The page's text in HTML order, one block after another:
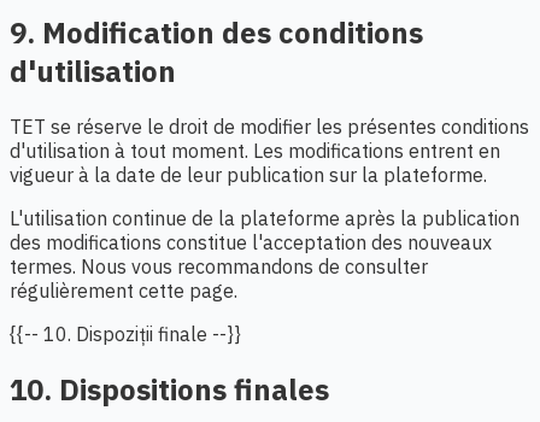
9. Modification des conditions
d'utilisation
TET se réserve le droit de modifier les présentes conditions
d'utilisation à tout moment. Les modifications entrent en
vigueur à la date de leur publication sur la plateforme.
L'utilisation continue de la plateforme après la publication
des modifications constitue l'acceptation des nouveaux
termes. Nous vous recommandons de consulter
régulièrement cette page.
{{-- 10. Dispoziții finale --}}
10. Dispositions finales